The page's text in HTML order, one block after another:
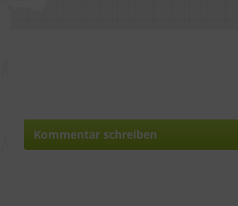
Kommentar schreiben